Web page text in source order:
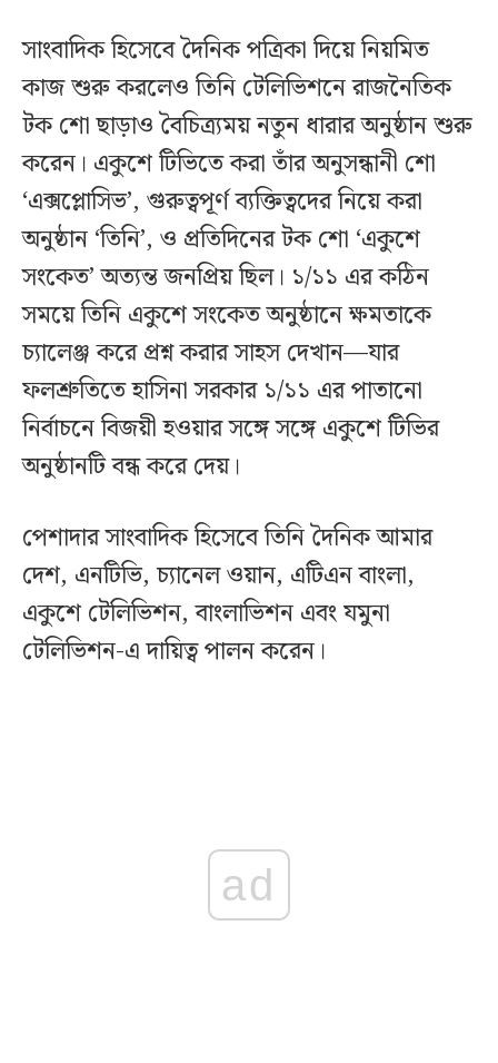
সাংবাদিক হিসেবে দৈনিক পত্রিকা দিয়ে নিয়মিত
কাজ শুরু করলেও তিনি টেলিভিশনে রাজনৈতিক
টক শো ছাড়াও বৈচিত্র্যময় নতুন ধারার অনুষ্ঠান শুরু
করেন। একুশে টিভিতে করা তাঁর অনুসন্ধানী শো
‘এক্সপ্লোসিভ’, গুরুত্বপূর্ণ ব্যক্তিত্বদের নিয়ে করা
অনুষ্ঠান ‘তিনি’, ও প্রতিদিনের টক শো ‘একুশে
সংকেত’ অত‍্যন্ত জনপ্রিয় ছিল। ১/১১ এর কঠিন
সময়ে তিনি একুশে সংকেত অনুষ্ঠানে ক্ষমতাকে
চ্যালেঞ্জ করে প্রশ্ন করার সাহস দেখান—যার
ফলশ্রুতিতে হাসিনা সরকার ১/১১ এর পাতানো
নির্বাচনে বিজয়ী হওয়ার সঙ্গে সঙ্গে একুশে টিভির
অনুষ্ঠানটি বন্ধ করে দেয়।
পেশাদার সাংবাদিক হিসেবে তিনি দৈনিক আমার
দেশ, এনটিভি, চ্যানেল ওয়ান, এটিএন বাংলা,
একুশে টেলিভিশন, বাংলাভিশন এবং যমুনা
টেলিভিশন-এ দায়িত্ব পালন করেন।
ad